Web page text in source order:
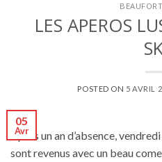
LES APEROS
POSTED ON 5 AVRIL
05
Avr
Après un an d’absence,
sont revenus avec un beau